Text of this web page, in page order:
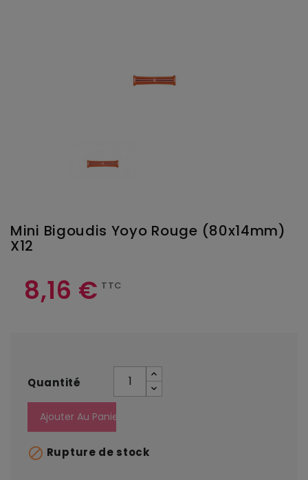
Mini Bigoudis Yoyo Rouge (80x14mm)
X12
8,16 € TTC
Quantité
Ajouter Au Panier
 Rupture de stock